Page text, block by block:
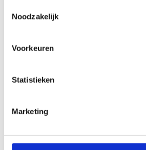
Noodzakelijk
Voorkeuren
Statistieken
Marketing
flyer ontwerpen en
laten drukken ter
Sport Vlaanderen zet in op
door de link te leggen met